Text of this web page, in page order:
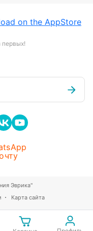
первых!
Карта сайта
Эврика"